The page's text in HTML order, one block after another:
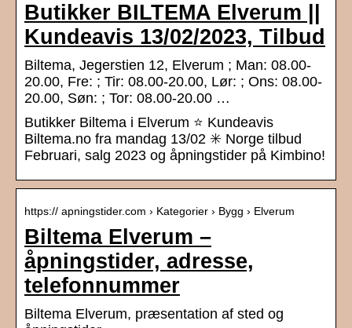
Butikker BILTEMA Elverum ||
Kundeavis 13/02/2023, Tilbud
Biltema, Jegerstien 12, Elverum ; Man: 08.00-
20.00, Fre: ; Tir: 08.00-20.00, Lør: ; Ons: 08.00-
20.00, Søn: ; Tor: 08.00-20.00 …
Butikker Biltema i Elverum ⭐ Kundeavis
Biltema.no fra mandag 13/02 ✳️ Norge tilbud
Februari, salg 2023 og åpningstider på Kimbino!
https:// apningstider.com › Kategorier › Bygg › Elverum
Biltema Elverum –
åpningstider, adresse,
telefonnummer
Biltema Elverum, præsentation af sted og